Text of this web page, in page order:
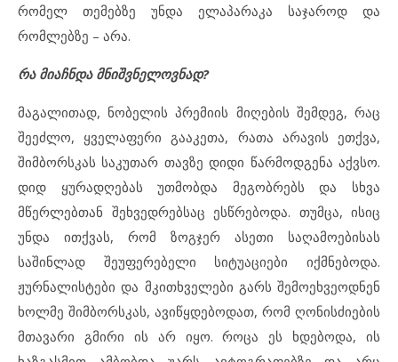
რომელ თემებზე უნდა ელაპარაკა საჯაროდ და
რომლებზე – არა.
რა მიაჩნდა მნიშვნელოვნად?
მაგალითად, ნობელის პრემიის მიღების შემდეგ, რაც
შეეძლო, ყველაფერი გააკეთა, რათა არავის ეთქვა,
შიმბორსკას საკუთარ თავზე დიდი წარმოდგენა აქვსო.
დიდ ყურადღებას უთმობდა მეგობრებს და სხვა
მწერლებთან შეხვედრებსაც ესწრებოდა. თუმცა, ისიც
უნდა ითქვას, რომ ზოგჯერ ასეთი საღამოებისას
საშინლად შეუფერებელი სიტუაციები იქმნებოდა.
ჟურნალისტები და მკითხველები გარს შემოეხვეოდნენ
ხოლმე შიმბორსკას, ავიწყდებოდათ, რომ ღონისძიების
მთავარი გმირი ის არ იყო. როცა ეს ხდებოდა, ის